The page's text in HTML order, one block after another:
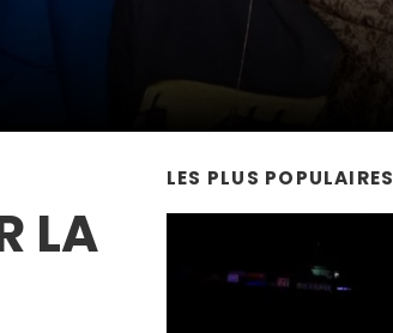
LA
LES PLUS POPULAIRES